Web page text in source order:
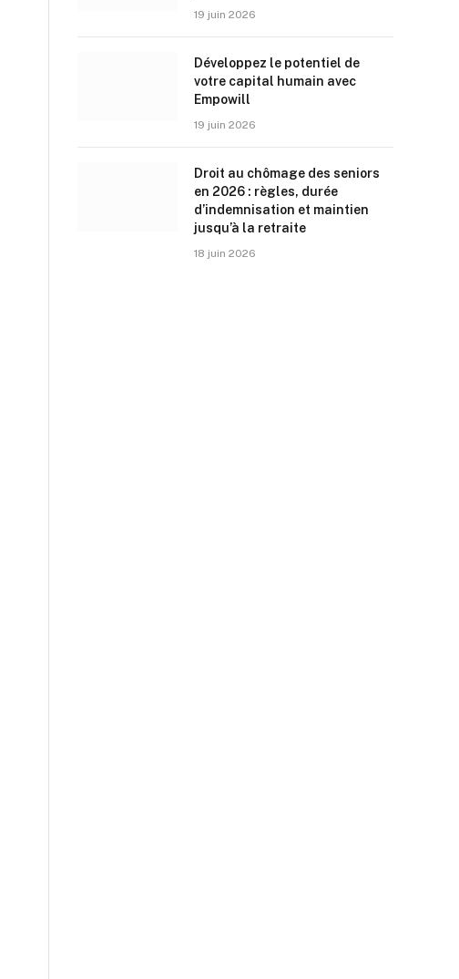
19 juin 2026
Développez le potentiel de
votre capital humain avec
Empowill
19 juin 2026
Droit au chômage des seniors
en 2026 : règles, durée
d’indemnisation et maintien
jusqu’à la retraite
18 juin 2026